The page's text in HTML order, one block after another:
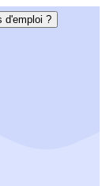
d'emploi ?